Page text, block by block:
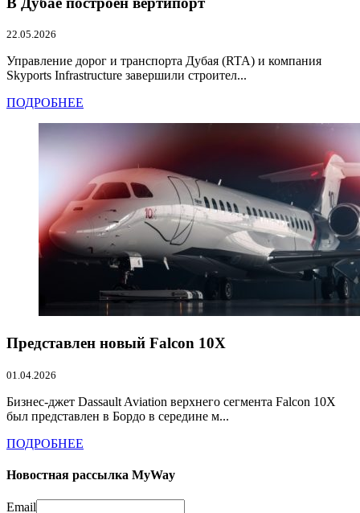
22.05.2026
Управление дорог и транспорта Дубая (RTA) и компания
Skyports Infrastructure завершили строител...
ПОДРОБНЕЕ
Представлен новый Falcon 10X
01.04.2026
Бизнес-джет Dassault Aviation верхнего сегмента Falcon 10X
был представлен в Бордо в середине м...
ПОДРОБНЕЕ
Новостная рассылка MyWay
Email